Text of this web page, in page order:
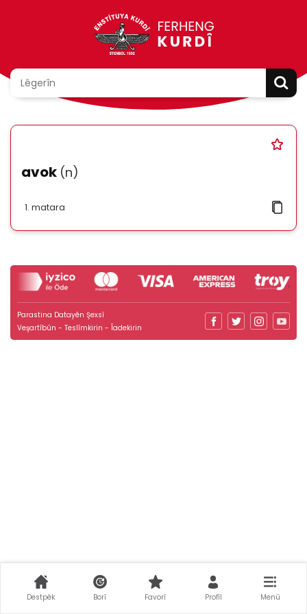
avok (n)
matara
Parastina Datayên Şexsî
Veşartîbûn - Teslîmkirin - Îadekirin
Destpêk Borî Favorî Profîl Menû